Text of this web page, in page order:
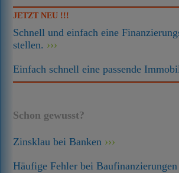
JETZT NEU !!!
Schnell und einfach eine
stellen.
Einfach schnell eine passende
Schon gewusst?
Zinsklau bei Banken
Häufige Fehler bei Baufinanzierungen